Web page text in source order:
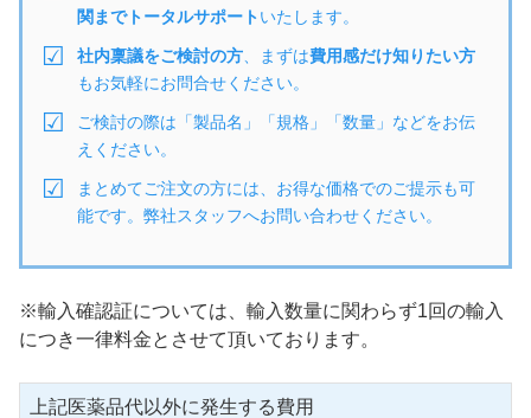
関までトータルサポートいたします。
社内稟議をご検討の方 、まずは費用感だけ知りたい方
もお気軽にお問合せください。
ご検討の際は「製品名」「規格」「数量」などをお伝
えください。
まとめてご注文の方には、お得な価格でのご提示も可
能です。弊社スタッフへお問い合わせください。
※輸入確認証については、輸入数量に関わらず1回の輸入
につき一律料金とさせて頂いております。
上記医薬品代以外に発生する費用